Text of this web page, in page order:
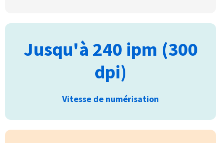
Jusqu'à 240 ipm (300
dpi)
Vitesse de numérisation